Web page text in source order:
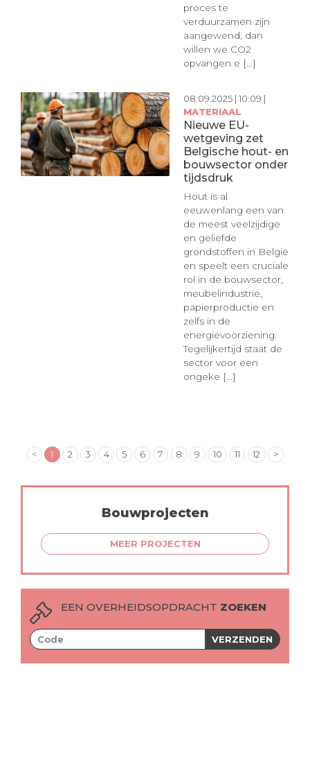
proces te
verduurzamen zijn
aangewend, dan
willen we CO2
opvangen e [...]
08.09.2025 | 10:09 |
MATERIAAL
Nieuwe EU-
wetgeving zet
Belgische hout- en
bouwsector onder
tijdsdruk
Hout is al
eeuwenlang een van
de meest veelzijdige
en geliefde
grondstoffen in België
en speelt een cruciale
rol in de bouwsector,
meubelindustrie,
papierproductie en
zelfs in de
energievoorziening.
Tegelijkertijd staat de
sector voor een
ongeke [...]
< 1 2 3 4 5 6 7 8 9 10 11 12 >
Bouwprojecten
MEER PROJECTEN
EEN OVERHEIDSOPDRACHT ZOEKEN
VERZENDEN